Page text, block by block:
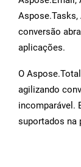
Aspose.Tasks,
conversão
aplicações.
O
agilizando
incomparável.
suportados na